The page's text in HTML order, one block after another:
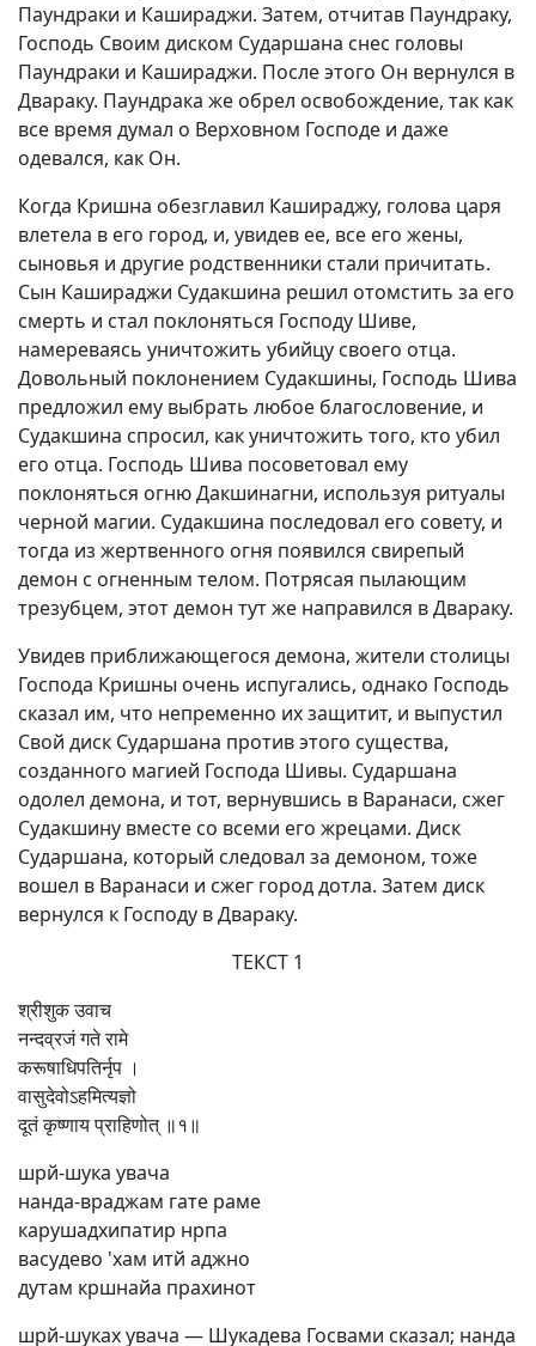
Паундраки и Кашираджи. Затем, отчитав Паундраку,
Господь Своим диском Сударшана снес головы
Паундраки и Кашираджи. После этого Он вернулся в
Двараку. Паундрака же обрел освобождение, так как
все время думал о Верховном Господе и даже
одевался, как Он.
Когда Кришна обезглавил Кашираджу, голова царя
влетела в его город, и, увидев ее, все его жены,
сыновья и другие родственники стали причитать.
Сын Кашираджи Судакшина решил отомстить за его
смерть и стал поклоняться Господу Шиве,
намереваясь уничтожить убийцу своего отца.
Довольный поклонением Судакшины, Господь Шива
предложил ему выбрать любое благословение, и
Судакшина спросил, как уничтожить того, кто убил
его отца. Господь Шива посоветовал ему
поклоняться огню Дакшинагни, используя ритуалы
черной магии. Судакшина последовал его совету, и
тогда из жертвенного огня появился свирепый
демон с огненным телом. Потрясая пылающим
трезубцем, этот демон тут же направился в Двараку.
Увидев приближающегося демона, жители столицы
Господа Кришны очень испугались, однако Господь
сказал им, что непременно их защитит, и выпустил
Свой диск Сударшана против этого существа,
созданного магией Господа Шивы. Сударшана
одолел демона, и тот, вернувшись в Варанаси, сжег
Судакшину вместе со всеми его жрецами. Диск
Сударшана, который следовал за демоном, тоже
вошел в Варанаси и сжег город дотла. Затем диск
вернулся к Господу в Двараку.
ТЕКСТ 1
श्रीशुक उवाच
नन्दव्रजं गते रामे
करूषाधिपतिर्नृप ।
वासुदेवोऽहमित्यज्ञो
दूतं कृष्णाय प्राहिणोत् ॥१॥
шрй-шука увача
нанда-враджам гате раме
карушадхипатир нрпа
васудево 'хам итй аджно
дутам кршнайа прахинот
шрй-шуках увача — Шукадева Госвами сказал; нанда